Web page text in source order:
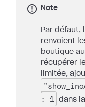
Note
Par défaut,
renvoient
boutique
récupérer
limitée,
: 1
dans